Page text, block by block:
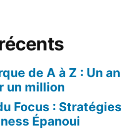
de A à Z : Un an
un million
Focus : Stratégies
Épanoui